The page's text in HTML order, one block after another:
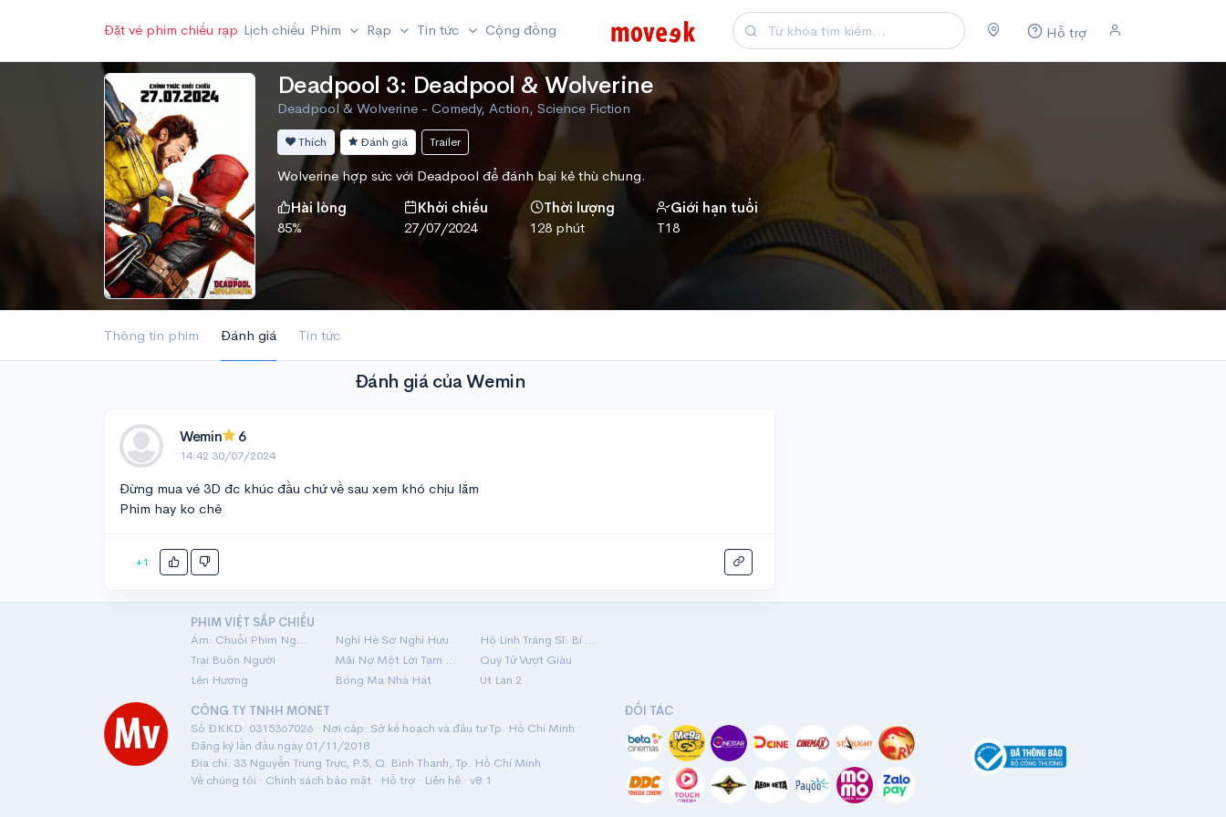
Hỗ trợ
Đặt vé phim chiếu rạp Lịch chiếu Phim Rạp Tin tức Cộng đồng
Deadpool 3: Deadpool & Wolverine
Deadpool & Wolverine - Comedy, Action, Science Fiction
Thích Đánh giá Trailer
Wolverine hợp sức với Deadpool để đánh bại kẻ thù chung.
Hài lòng
85%
Khởi chiếu
27/07/2024
Thời lượng
128 phút
Giới hạn tuổi
T18
Thông tin phim Đánh giá Tin tức
Đánh giá của Wemin
Wemin 6
14:42 30/07/2024
Đừng mua vé 3D đc khúc đầu chứ về sau xem khó chịu lắm
Phim hay ko chê
+1
PHIM VIỆT SẮP CHIẾU
Ám: Chuỗi Phim Ngắn Linh Dị
Nghỉ Hè Sợ Nghỉ Hưu
Hộ Linh Tráng Sĩ: Bí Ẩn Mộ Vua Đinh
Trại Buôn Người
Mãi Nợ Một Lời Tạm Biệt
Quý Tử Vượt Giàu
Lên Hương
Bóng Ma Nhà Hát
Út Lan 2
CÔNG TY TNHH MONET
Số ĐKKD: 0315367026 · Nơi cấp: Sở kế hoạch và đầu tư Tp. Hồ Chí Minh ·
Đăng ký lần đầu ngày 01/11/2018
Địa chỉ: 33 Nguyễn Trung Trực, P.5, Q. Bình Thạnh, Tp. Hồ Chí Minh
Về chúng tôi · Chính sách bảo mật· Hỗ trợ· Liên hệ· v8.1
ĐỐI TÁC